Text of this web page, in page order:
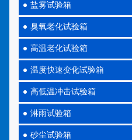
盐雾试验箱
臭氧老化试验箱
高温老化试验箱
温度快速变化试验箱
高低温冲击试验箱
淋雨试验箱
砂尘试验箱